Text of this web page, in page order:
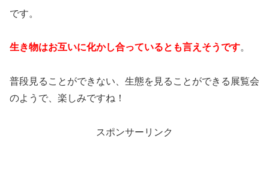
です。
生き物はお互いに化かし合っているとも言えそうです。
普段見ることができない、生態を見ることができる展覧会
のようで、楽しみですね！
スポンサーリンク